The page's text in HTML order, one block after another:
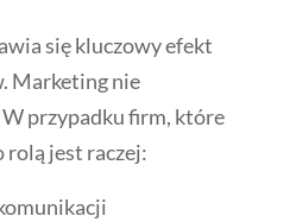
się kluczowy efekt
Marketing nie
W przypadku firm, które
rolą jest raczej: